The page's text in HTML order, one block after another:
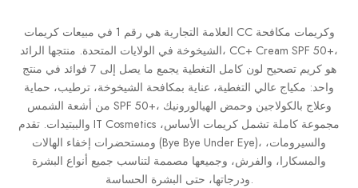
العلامة التجارية هي رقم 1 في مبيعات كريمات CC وكريمات مكافحة
الشيخوخة في الولايات المتحدة. منتجها الرائد، CC+ Cream SPF 50+،
هو كريم تصحيح لون كامل التغطية يجمع ما يصل إلى 7 فوائد في منتج
واحد: مكياج عالي التغطية، عناية بمكافحة الشيخوخة، ترطيب، حماية
من أشعة الشمس SPF 50+، وعلاج بالكولاجين وحمض الهيالورونيك
والببتيدات. تقدم IT Cosmetics مجموعة كاملة تشمل كريمات الأساس،
ومستحضرات إخفاء الهالات (Bye Bye Under Eye)، والسيرومات،
والمسكارا، والفرش، وجميعها مصممة لتناسب جميع أنواع البشرة
ودرجاتها، حتى البشرة الحساسة.